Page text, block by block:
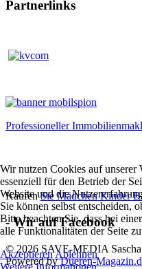
Partnerlinks
Professioneller
KaufenSie Mädchen Kinder
- Wir auf Facebook
© 2026 SAVE-MEDIA Sascha
Powered byDueren-
Wir nutzen Cookies auf unserer
essenziell für den Betrieb der
Website und die
Sie können selbst entscheiden,
Bitte beachten Sie, dass bei
alle Funktionalitäten der Seite
AkzeptierenAblehnen
Weitere Informationen